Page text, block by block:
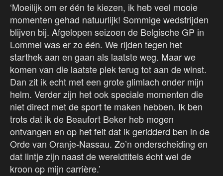
‘Moeilijk om er één te kiezen, ik heb veel mooie
momenten gehad natuurlijk! Sommige wedstrijden
blijven bij. Afgelopen seizoen de Belgische GP in
Lommel was er zo één. We rijden tegen het
starthek aan en gaan als laatste weg. Maar we
komen van die laatste plek terug tot aan de winst.
Dan zit ik echt met een grote glimlach onder mijn
helm. Verder zijn het ook speciale momenten die
niet direct met de sport te maken hebben. Ik ben
trots dat ik de Beaufort Beker heb mogen
ontvangen en op het feit dat ik geridderd ben in de
Orde van Oranje-Nassau. Zo’n onderscheiding en
dat lintje zijn naast de wereldtitels écht wel de
kroon op mijn carrière.’